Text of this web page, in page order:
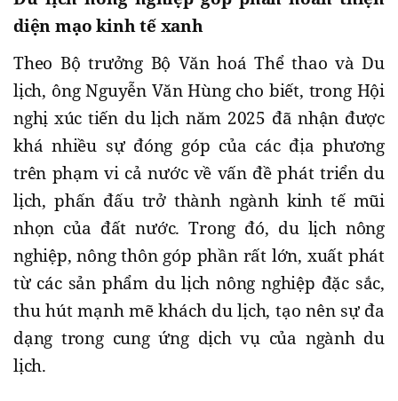
diện mạo kinh tế xanh
Theo Bộ trưởng Bộ Văn hoá Thể thao và Du
lịch, ông Nguyễn Văn Hùng cho biết, trong Hội
nghị xúc tiến du lịch năm 2025 đã nhận được
khá nhiều sự đóng góp của các địa phương
trên phạm vi cả nước về vấn đề phát triển du
lịch, phấn đấu trở thành ngành kinh tế mũi
nhọn của đất nước. Trong đó, du lịch nông
nghiệp, nông thôn góp phần rất lớn, xuất phát
từ các sản phẩm du lịch nông nghiệp đặc sắc,
thu hút mạnh mẽ khách du lịch, tạo nên sự đa
dạng trong cung ứng dịch vụ của ngành du
lịch.